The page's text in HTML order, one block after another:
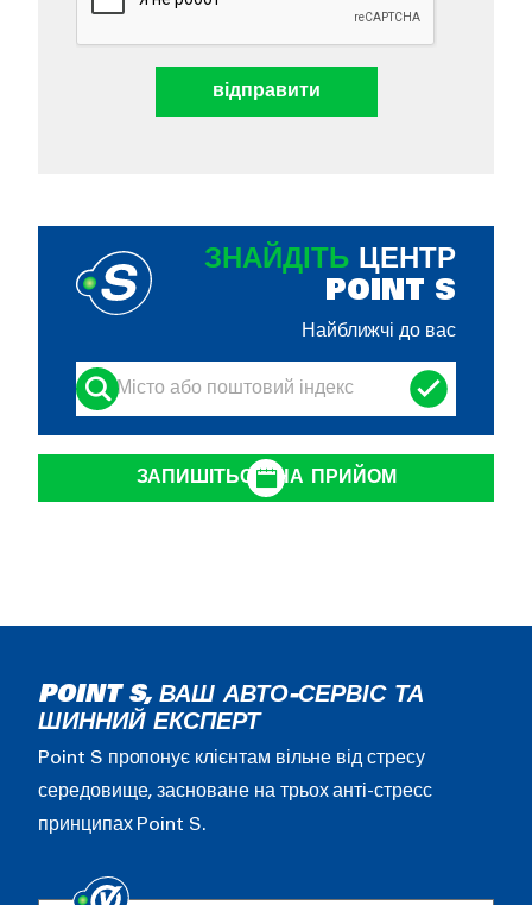
ЗНАЙДІТЬ ЦЕНТР
POINT S
Найближчі до вас
ЗАПИШІТЬСЯ НА ПРИЙОМ
POINT S, ВАШ АВТО-СЕРВІС ТА
ШИННИЙ ЕКСПЕРТ
Point S пропонує клієнтам вільне від стресу
середовище, засноване на трьох анті-стресс
принципах Point S.